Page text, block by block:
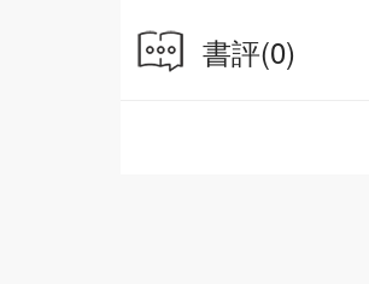
書評(0)